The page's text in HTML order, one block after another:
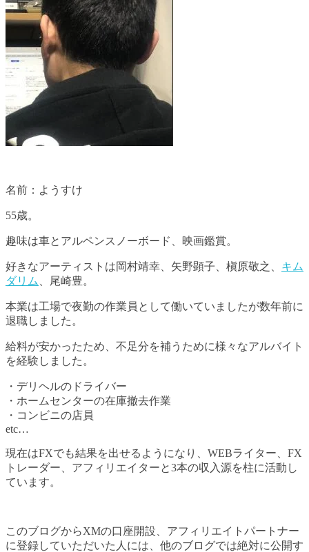
名前：ようすけ
55歳。
趣味は車とアルペンスノーボード、映画鑑賞。
好きなアーティストは岡村靖幸、矢野顕子、槇原敬之、 キム
ダリム
、尾崎豊。
本業は工場で夜勤の作業員として働いていましたが数年前に
退職しました。
給料が安かったため、不足分を補うために様々なアルバイト
を経験しました。
・デリヘルのドライバー
・ホームセンターの在庫撤去作業
・コンビニの店員
etc…
現在はFXでも結果を出せるようになり、WEBライター、FX
トレーダー、アフィリエイターと3本の収入源を柱に活動し
ています。
このブログからXMの口座開設、アフィリエイトパートナー
に登録していただいた人には、他のブログでは絶対に公開す